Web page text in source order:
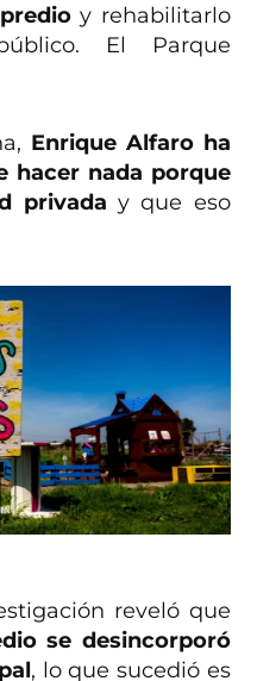
y rehabilitarlo
El Parque
Enrique Alfaro ha
hacer nada porque
privada y que eso
reveló que
se desincorporó
, lo que sucedió es